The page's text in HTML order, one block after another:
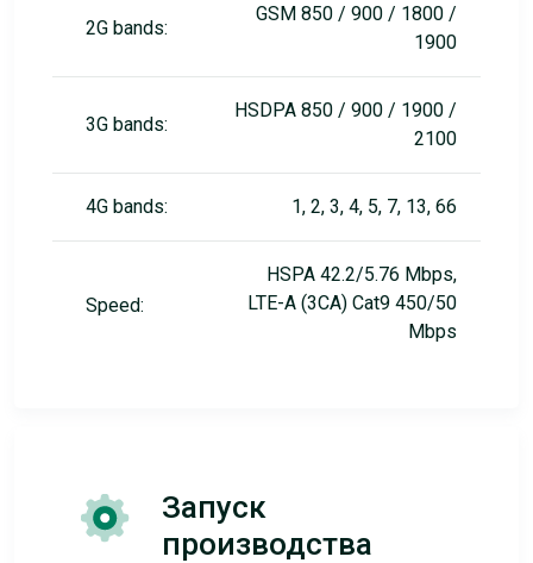
2G bands:
GSM 850 / 900 / 1800 /
1900
3G bands:
HSDPA 850 / 900 / 1900 /
2100
4G bands: 1, 2, 3, 4, 5, 7, 13, 66
Speed:
HSPA 42.2/5.76 Mbps,
LTE-A (3CA) Cat9 450/50
Mbps
Запуск
производства